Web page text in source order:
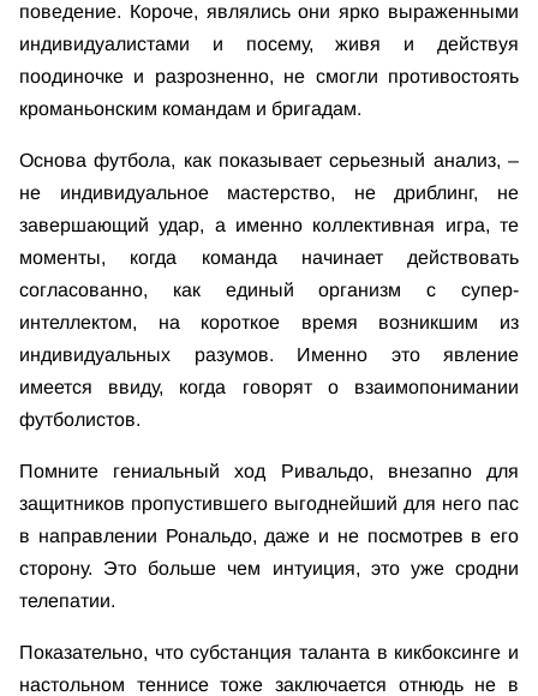
поведение. Короче, являлись они ярко выраженными
индивидуалистами и посему, живя и действуя
поодиночке и разрозненно, не смогли противостоять
кроманьонским командам и бригадам.
Основа футбола, как показывает серьезный анализ, –
не индивидуальное мастерство, не дриблинг, не
завершающий удар, а именно коллективная игра, те
моменты, когда команда начинает действовать
согласованно, как единый организм с супер-
интеллектом, на короткое время возникшим из
индивидуальных разумов. Именно это явление
имеется ввиду, когда говорят о взаимопонимании
футболистов.
Помните гениальный ход Ривальдо, внезапно для
защитников пропустившего выгоднейший для него пас
в направлении Рональдо, даже и не посмотрев в его
сторону. Это больше чем интуиция, это уже сродни
телепатии.
Показательно, что субстанция таланта в кикбоксинге и
настольном теннисе тоже заключается отнюдь не в